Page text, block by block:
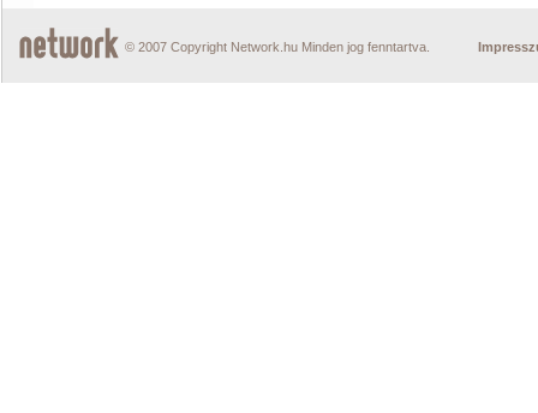
© 2007 Copyright Network.hu Minden jog fenntartva.